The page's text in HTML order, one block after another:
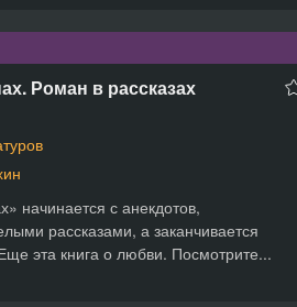
Роман в рассказах
начинается с анекдотов,
рассказами, а заканчивается
эта книга о любви. Посмотрите...